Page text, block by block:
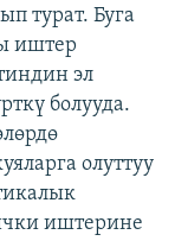
турат. Буга
иштер
эл
болууда.
олуттуу
иштерине